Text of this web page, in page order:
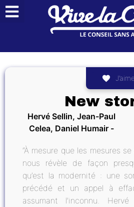
J’aime
New
Hervé Sellin, Jean-Paul
Celea, Daniel Humair
“À mesure que les mesures
nous révèle de façon
qu’est la modernité : une
précédé et un appel à
assumant l’inconnu.